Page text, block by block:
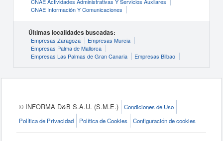
CNAE Información Y Comunicaciones
Últimas localidades buscadas:
Empresas Zaragoza
Empresas Murcia
Empresas Palma de Mallorca
Empresas Las Palmas de Gran Canaria
Empresas Bilbao
© INFORMA D&B S.A.U. (S.M.E.)
Condiciones de Uso
Política de Privacidad
Política de Cookies Configuración de cookies